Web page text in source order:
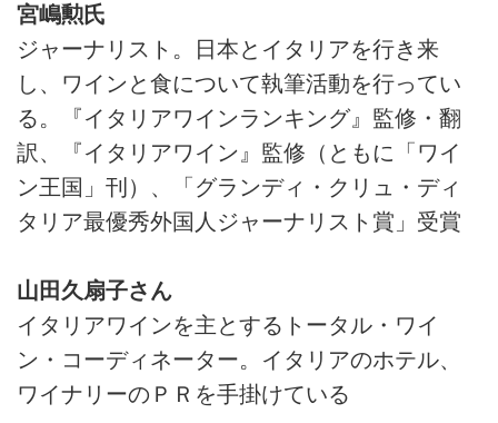
宮嶋勲氏
ジャーナリスト。日本とイタリアを行き来
し、ワインと食について執筆活動を行ってい
る。『イタリアワインランキング』監修・翻
訳、『イタリアワイン』監修（ともに「ワイ
ン王国」刊）、「グランディ・クリュ・ディ
タリア最優秀外国人ジャーナリスト賞」受賞
山田久扇子さん
イタリアワインを主とするトータル・ワイ
ン・コーディネーター。イタリアのホテル、
ワイナリーのＰＲを手掛けている